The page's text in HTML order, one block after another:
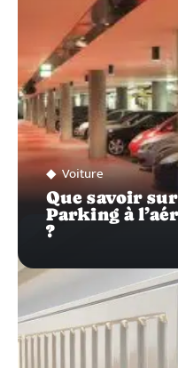
Voiture
Que savoir
Parking à
?